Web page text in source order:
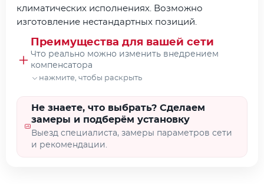
климатических исполнениях. Возможно
изготовление нестандартных позиций.
Преимущества для вашей сети
Что реально можно изменить внедрением
компенсатора
нажмите, чтобы раскрыть
мощность
Поддержание требуемого cos φ в сети.
Разгрузить трансформаторы и КРУ
Не знаете, что выбрать? Сделаем
замеры и подберём установку
Выезд специалиста, замеры параметров сети
и рекомендации.